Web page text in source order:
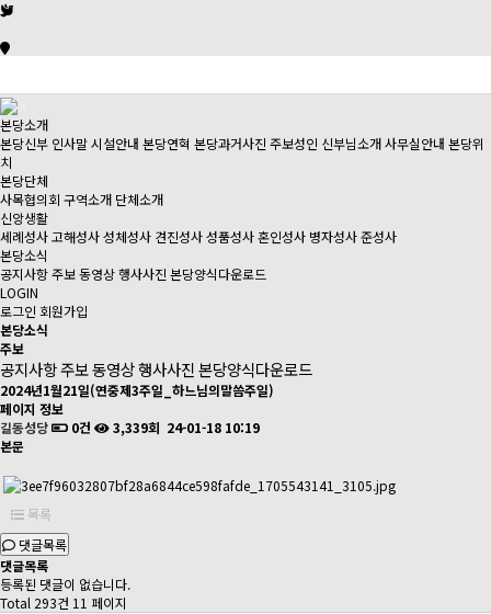
본당소개
본당신부 인사말시설안내 본당연혁 본당과거사진 주보성인 신부님소개사무실안내 본당위
치
본당단체
사목협의회 구역소개 단체소개
신앙생활
세례성사고해성사성체성사 견진성사성품성사혼인성사 병자성사준성사
본당소식
공지사항주보동영상행사사진 본당양식다운로드
LOGIN
로그인 회원가입
본당소식
주보
공지사항주보동영상행사사진본당양식다운로드
2024년1월21일(연중제3주일_하느님의말씀주일)
페이지 정보
길동성당
0건 3,339회 24-01-18 10:19
본문
목록
댓글목록
댓글목록
등록된 댓글이 없습니다.
Total 293건 11 페이지